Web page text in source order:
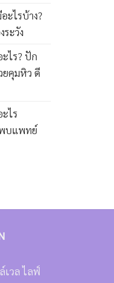
ะไรบ้าง?
ะวัง
ไร? ปัก
ยคุมหิว ดี
ไร
บแพทย์
วล ไลฟ์